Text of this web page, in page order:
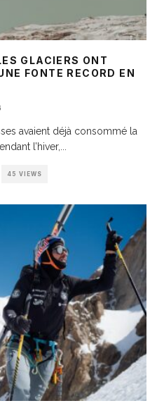
GLACIERS ONT
FONTE RECORD EN
avaient déjà consommé la
l’hiver,
45 VIEWS